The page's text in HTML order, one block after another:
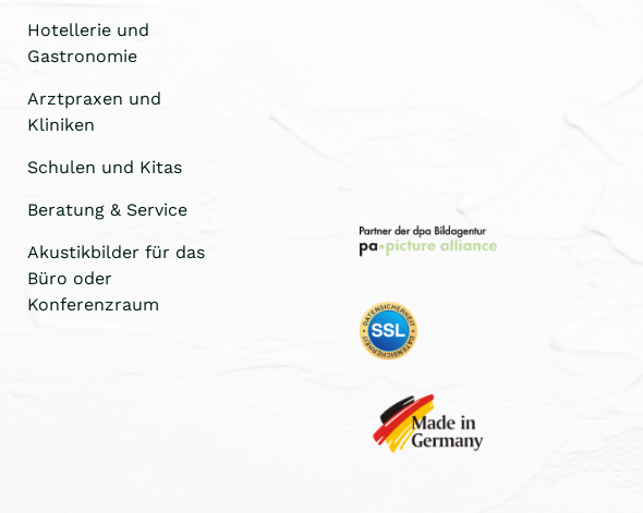
Hotellerie und
Gastronomie
Arztpraxen und
Kliniken
Schulen und Kitas
Beratung & Service
Akustikbilder für das
Büro oder
Konferenzraum